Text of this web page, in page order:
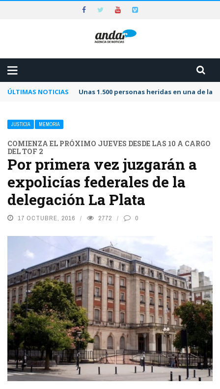
ÚLTIMAS NOTICIAS Unas 1.500 personas heridas en una de
JUSTICIA MEMORIA
COMIENZA EL PRÓXIMO JUEVES DESDE LAS 10 A CARGO
DEL TOF 2
Por primera vez juzgarán a
expolicías federales de la
delegación La Plata
17 OCTUBRE, 2016 2772 0